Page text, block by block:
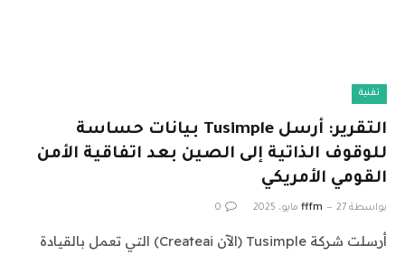
تقنية
التقرير: أرسل Tusimple بيانات حساسة
للوقوف الذاتية إلى الصين بعد اتفاقية الأمن
القومي الأمريكي
بواسطة fffm 27 مايو، 2025 0
أرسلت شركة Tusimple (الآن Createai) التي تعمل بالقيادة